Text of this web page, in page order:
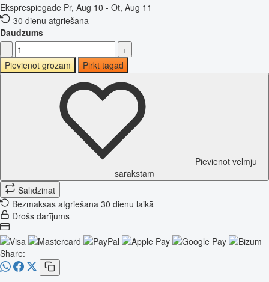
Eksprespiegāde Pr, Aug 10 - Ot, Aug 11
30 dienu atgriešana
Daudzums
-
+
Pievienot grozam
Pirkt tagad
Pievienot vēlmju
sarakstam
Salīdzināt
Bezmaksas atgriešana 30 dienu laikā
Drošs darījums
Share: